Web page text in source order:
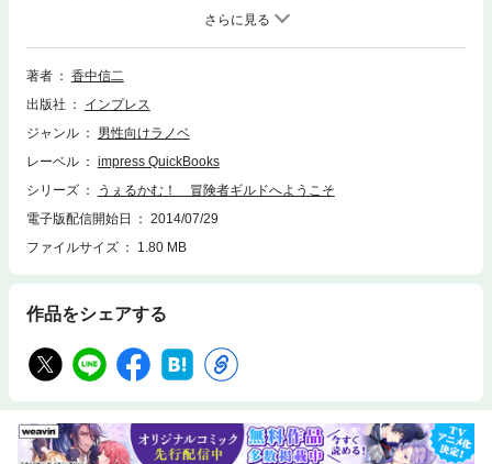
ーアップした作品をお楽しみください☆本文にも表紙イラストを収録。挿
絵は未収録です。●うぇるかむ！ 冒険者ギルドへようこそ＜あらすじ＞
マジックアイテムコレクターのアレス＝ミライが運営する「冒険者ギルド
MAS」は、人々の困りごとを解決するため、様々な依頼案件を請け負って
魔退治の経験がある彼女は、高い戦闘能力でテストに合格し、ギルド――
いや、家族の一員となったが……＜審査時の講評より＞アットホームで幸
良い。キャラ同士のやりとりもクスリとさせられる所が多く、主人公のア
レスの苦労性で常識人な所と、周囲のメンバーのハチャメチャ振りな点と
の対比が面白い。＜著者＞香中 信二（こうなか しんじ）大阪生まれの
大阪育ち。関西在住、三児のパパ。家族とテニスと猫が好き。ライトなラ
ノベコンテストの開催を知り、小説書いたことないけど、三万字なら書け
籍化されることになって、実は本人が一番驚いている。ツイッター @pa
rsley_n＜表紙イラスト＞shinoura
著者
香中信二
出版社
インプレス
ジャンル
男性向けラノベ
レーベル
impress QuickBooks
シリーズ
うぇるかむ！ 冒険者ギルドへようこそ
電子版配信開始日
2014/07/29
ファイルサイズ
1.80 MB
作品をシェアする